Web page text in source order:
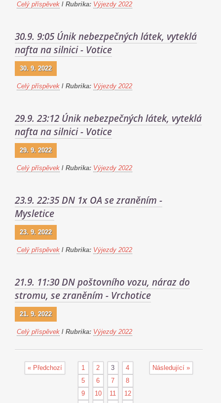
Celý příspěvek / Rubrika: Výjezdy 2022
30.9. 9:05 Únik nebezpečných látek, vyteklá
nafta na silnici - Votice
30. 9. 2022
Celý příspěvek / Rubrika: Výjezdy 2022
29.9. 23:12 Únik nebezpečných látek, vyteklá
nafta na silnici - Votice
29. 9. 2022
Celý příspěvek / Rubrika: Výjezdy 2022
23.9. 22:35 DN 1x OA se zraněním -
Mysletice
23. 9. 2022
Celý příspěvek / Rubrika: Výjezdy 2022
21.9. 11:30 DN poštovního vozu, náraz do
stromu, se zraněním - Vrchotice
21. 9. 2022
Celý příspěvek / Rubrika: Výjezdy 2022
« Předchozí 1 2 3
4
5
6 7
8
9
10 11
12
Následující »